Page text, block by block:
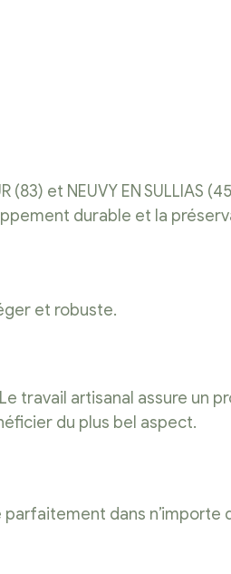
et NEUVY EN SULLIAS
durable et la
et robuste.
travail artisanal assure un
du plus bel aspect.
dans n’importe